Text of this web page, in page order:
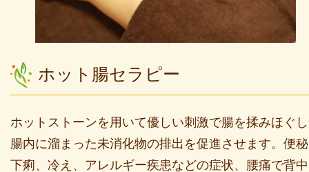
ホット腸セラピー
ホットストーンを用いて優しい刺激で腸を揉みほぐ
腸内に溜まった未消化物の排出を促進させます。便
下痢、冷え、アレルギー疾患などの症状、腰痛で背